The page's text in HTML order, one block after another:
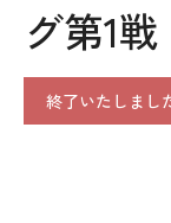
グ第1
終了いたしまし